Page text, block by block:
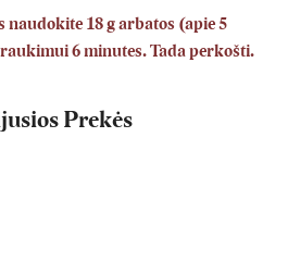
naudokite 18 g arbatos (apie 5
6 minutes.Tada perkošti.
Prekės